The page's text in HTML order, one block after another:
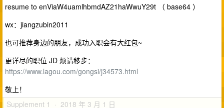
resume to enViaW4uamlhbmdAZ21haWwuY29t （ base64 ）
wx：jiangzubin2011
也可推荐身边的朋友，成功入职会有大红包~
更详尽的职位 JD 烦请移步：
https://www.lagou.com/gongsi/j34573.html
敬上！
Supplement 1 · 2018 年 3 月 1 日